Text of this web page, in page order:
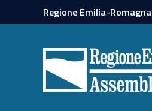
Regione Emilia-Romagna